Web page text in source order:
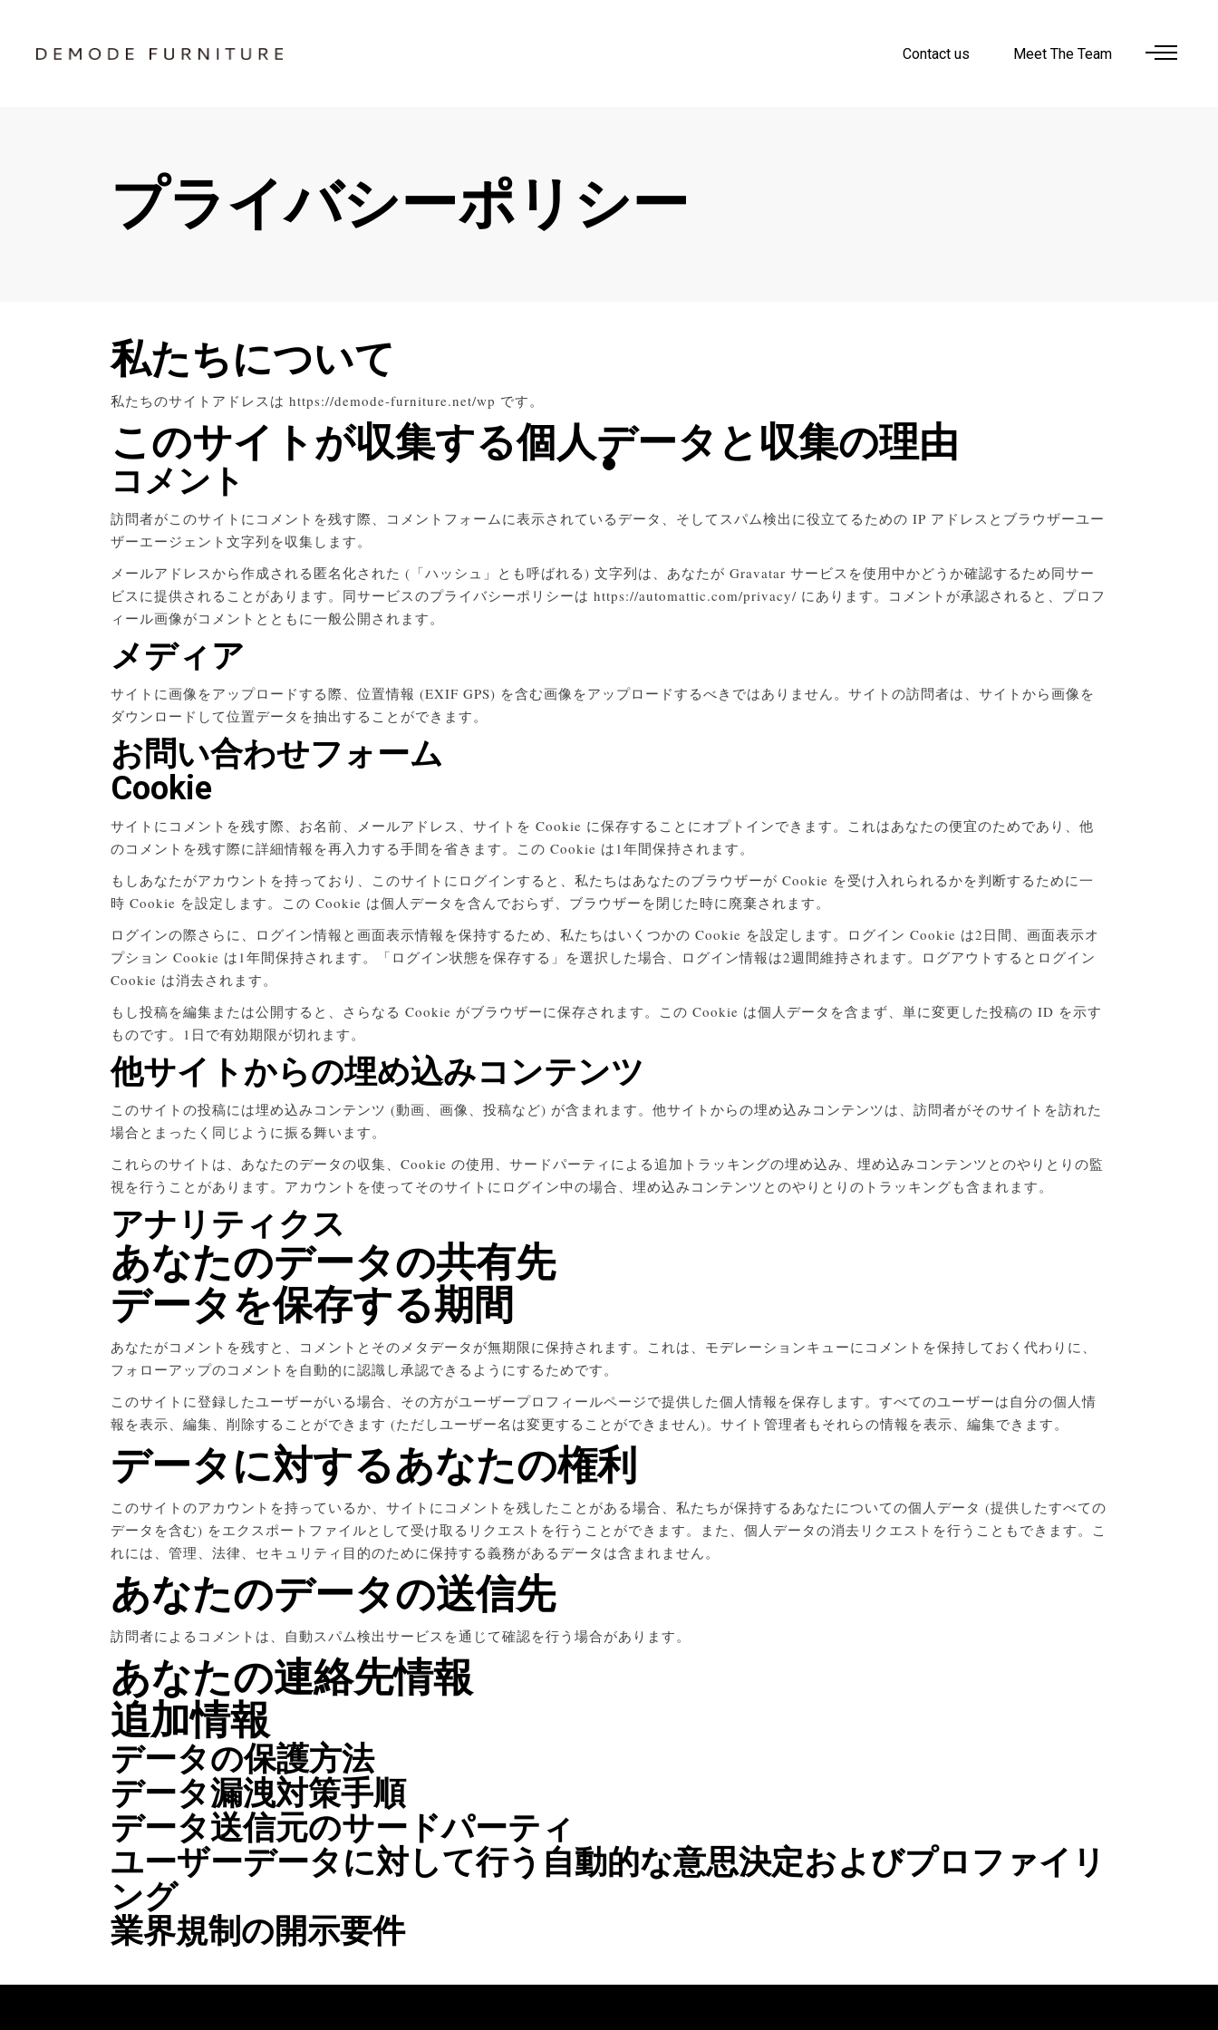
Contact us Meet The Team
プライバシーポリシー
私たちについて
私たちのサイトアドレスは https://demode-furniture.net/wp です。
このサイトが収集する個人データと収集の理由
コメント
訪問者がこのサイトにコメントを残す際、コメントフォームに表示されているデータ、そしてスパム検出に役立てるための IP アドレスとブラウザーユー
ザーエージェント文字列を収集します。
メールアドレスから作成される匿名化された (「ハッシュ」とも呼ばれる) 文字列は、あなたが Gravatar サービスを使用中かどうか確認するため同サー
ビスに提供されることがあります。同サービスのプライバシーポリシーは https://automattic.com/privacy/ にあります。コメントが承認されると、プロフ
ィール画像がコメントとともに一般公開されます。
メディア
サイトに画像をアップロードする際、位置情報 (EXIF GPS) を含む画像をアップロードするべきではありません。サイトの訪問者は、サイトから画像を
ダウンロードして位置データを抽出することができます。
お問い合わせフォーム
Cookie
サイトにコメントを残す際、お名前、メールアドレス、サイトを Cookie に保存することにオプトインできます。これはあなたの便宜のためであり、他
のコメントを残す際に詳細情報を再入力する手間を省きます。この Cookie は1年間保持されます。
もしあなたがアカウントを持っており、このサイトにログインすると、私たちはあなたのブラウザーが Cookie を受け入れられるかを判断するために一
時 Cookie を設定します。この Cookie は個人データを含んでおらず、ブラウザーを閉じた時に廃棄されます。
ログインの際さらに、ログイン情報と画面表示情報を保持するため、私たちはいくつかの Cookie を設定します。ログイン Cookie は2日間、画面表示オ
プション Cookie は1年間保持されます。「ログイン状態を保存する」を選択した場合、ログイン情報は2週間維持されます。ログアウトするとログイン
Cookie は消去されます。
もし投稿を編集または公開すると、さらなる Cookie がブラウザーに保存されます。この Cookie は個人データを含まず、単に変更した投稿の ID を示す
ものです。1日で有効期限が切れます。
他サイトからの埋め込みコンテンツ
このサイトの投稿には埋め込みコンテンツ (動画、画像、投稿など) が含まれます。他サイトからの埋め込みコンテンツは、訪問者がそのサイトを訪れた
場合とまったく同じように振る舞います。
これらのサイトは、あなたのデータの収集、Cookie の使用、サードパーティによる追加トラッキングの埋め込み、埋め込みコンテンツとのやりとりの監
視を行うことがあります。アカウントを使ってそのサイトにログイン中の場合、埋め込みコンテンツとのやりとりのトラッキングも含まれます。
アナリティクス
あなたのデータの共有先
データを保存する期間
あなたがコメントを残すと、コメントとそのメタデータが無期限に保持されます。これは、モデレーションキューにコメントを保持しておく代わりに、
フォローアップのコメントを自動的に認識し承認できるようにするためです。
このサイトに登録したユーザーがいる場合、その方がユーザープロフィールページで提供した個人情報を保存します。すべてのユーザーは自分の個人情
報を表示、編集、削除することができます (ただしユーザー名は変更することができません)。サイト管理者もそれらの情報を表示、編集できます。
データに対するあなたの権利
このサイトのアカウントを持っているか、サイトにコメントを残したことがある場合、私たちが保持するあなたについての個人データ (提供したすべての
データを含む) をエクスポートファイルとして受け取るリクエストを行うことができます。また、個人データの消去リクエストを行うこともできます。こ
れには、管理、法律、セキュリティ目的のために保持する義務があるデータは含まれません。
あなたのデータの送信先
訪問者によるコメントは、自動スパム検出サービスを通じて確認を行う場合があります。
あなたの連絡先情報
追加情報
データの保護方法
データ漏洩対策手順
データ送信元のサードパーティ
ユーザーデータに対して行う自動的な意思決定およびプロファイリ
ング
業界規制の開示要件